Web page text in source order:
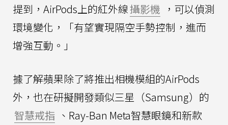
提到，AirPods上的紅外線攝影機 ，可以偵測
環境變化，「有望實現隔空手勢控制，進而
增強互動。」
據了解蘋果除了將推出相機模組的AirPods
外，也在研擬開發類似三星（Samsung）的
智慧戒指 、Ray-Ban Meta智慧眼鏡和新款